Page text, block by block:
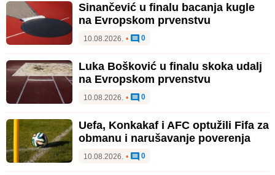
Sinančević u finalu bacanja kugle
na Evropskom prvenstvu
10.08.2026. • 0
Luka Bošković u finalu skoka udalj
na Evropskom prvenstvu
10.08.2026. • 0
Uefa, Konkakaf i AFC optužili Fifa za
obmanu i narušavanje poverenja
10.08.2026. • 0